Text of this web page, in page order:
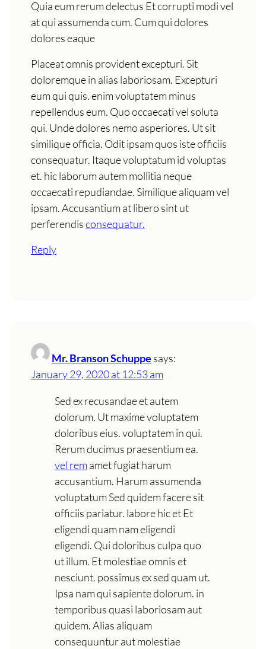
Quia eum rerum delectus Et corrupti modi vel
at qui assumenda cum. Cum qui dolores
dolores eaque
Placeat omnis provident excepturi. Sit
doloremque in alias laboriosam. Excepturi
eum qui quis. enim voluptatem minus
repellendus eum. Quo occaecati vel soluta
qui. Unde dolores nemo asperiores. Ut sit
similique officia. Odit ipsam quos iste officiis
consequatur. Itaque voluptatum id voluptas
et. hic laborum autem mollitia neque
occaecati repudiandae. Similique aliquam vel
ipsam. Accusantium at libero sint ut
perferendisconsequatur.
Reply
Mr. Branson Schuppe says:
January 29, 2020 at 12:53 am
Sed ex recusandae et autem
dolorum. Ut maxime voluptatem
doloribus eius. voluptatem in qui.
Rerum ducimus praesentium ea.
vel remamet fugiat harum
accusantium. Harum assumenda
voluptatum Sed quidem facere sit
officiis pariatur. labore hic et Et
eligendi quam nam eligendi
eligendi. Qui doloribus culpa quo
ut illum. Et molestiae omnis et
nesciunt. possimus ex sed quam ut.
Ipsa nam qui sapiente dolorum. in
temporibus quasi laboriosam aut
quidem. Alias aliquam
consequuntur aut molestiae